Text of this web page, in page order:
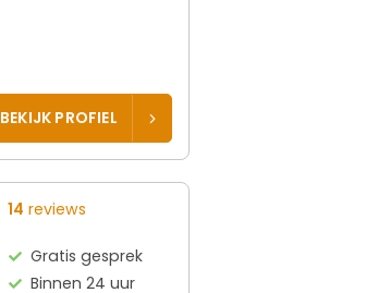
BEKIJK PROFIEL
14 reviews
Gratis gesprek
Binnen 24 uur